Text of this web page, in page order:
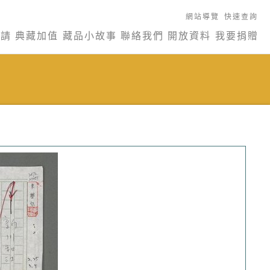
網站導覽 快速查詢
典藏加值 藏品小故事 聯絡我們 開放資料 我要捐贈